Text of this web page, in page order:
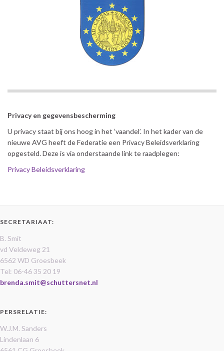
Privacy en gegevensbescherming
U privacy staat bij ons hoog in het ‘vaandel’. In het kader van de
nieuwe AVG heeft de Federatie een Privacy Beleidsverklaring
opgesteld. Deze is via onderstaande link te raadplegen:
Privacy Beleidsverklaring
SECRETARIAAT:
B. Smit
vd Veldeweg 21
6562 WD Groesbeek
Tel: 06-46 35 20 19
brenda.smit@schuttersnet.nl
PERSRELATIE:
W.J.M. Sanders
Lindenlaan 6